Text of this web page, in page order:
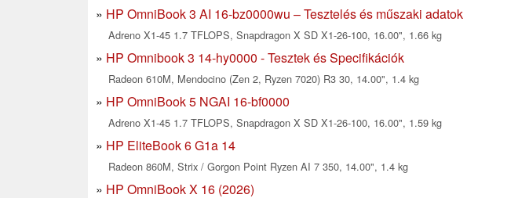
HP OmniBook 3 AI 16-bz0000wu – Tesztelés és műszaki adatok
Adreno X1-45 1.7 TFLOPS, Snapdragon X SD X1-26-100, 16.00", 1.66 kg
HP Omnibook 3 14-hy0000 - Tesztek és Specifikációk
Radeon 610M, Mendocino (Zen 2, Ryzen 7020) R3 30, 14.00", 1.4 kg
HP OmniBook 5 NGAI 16-bf0000
Adreno X1-45 1.7 TFLOPS, Snapdragon X SD X1-26-100, 16.00", 1.59 kg
HP EliteBook 6 G1a 14
Radeon 860M, Strix / Gorgon Point Ryzen AI 7 350, 14.00", 1.4 kg
HP OmniBook X 16 (2026)